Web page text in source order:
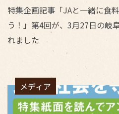
特集企画記事「JAと一緒に食
う！」第4回が、3月27日の岐
れました